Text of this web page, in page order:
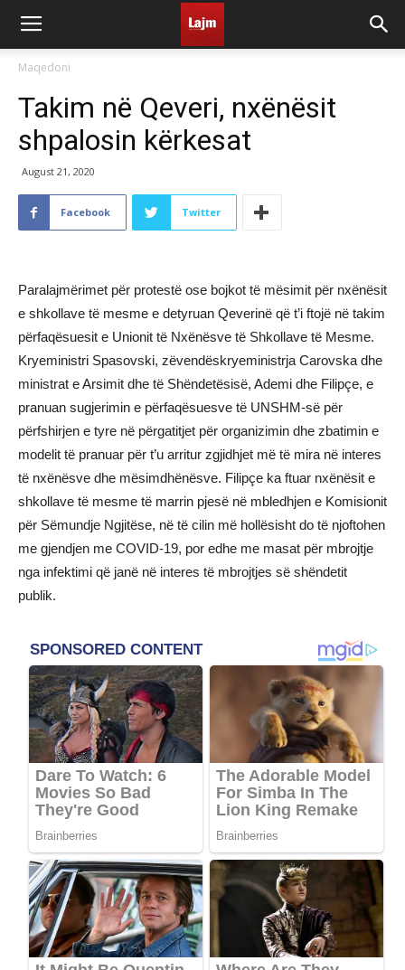
Maqedoni
Takim në Qeveri, nxënësit
shpalosin kërkesat
August 21, 2020
Facebook Twitter
Paralajmërimet për protestë ose bojkot të mësimit për nxënësit
e shkollave të mesme e detyruan Qeverinë që t’i ftojë në takim
përfaqësuesit e Unionit të Nxënësve të Shkollave të Mesme.
Kryeministri Spasovski, zëvendëskryeministrja Carovska dhe
ministrat e Arsimit dhe të Shëndetësisë, Ademi dhe Filipçe, e
pranuan sugjerimin e përfaqësuesve të UNSHM-së për
përfshirjen e tyre në përgatitjet për organizimin dhe zbatimin e
modelit të pranuar për t’u arritur zgjidhjet më të mira në interes
të nxënësve dhe mësimdhënësve. Filipçe ka ftuar nxënësit e
shkollave të mesme të marrin pjesë në mbledhjen e Komisionit
për Sëmundje Ngjitëse, në të cilin më hollësisht do të njoftohen
me gjendjen me COVID-19, por edhe me masat për mbrojtje
nga infektimi që janë në interes të mbrojtjes së shëndetit
publik.